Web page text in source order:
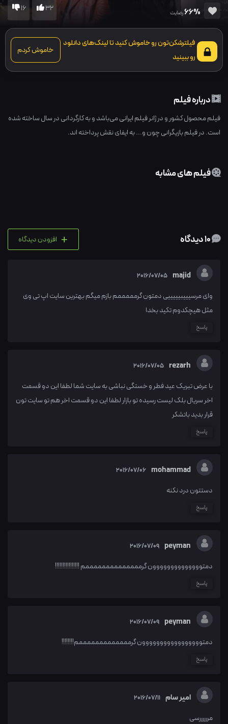
66%رضایت 32
16
فیلترشکن‌تون رو خاموش کنید تا لینک‌های دانلود
رو ببینید
خاموش کردم
درباره فیلم
فیلم محصول کشور و در ژانرفیلم ایرانیمی‌باشد و به کارگردانی در سال ساخته شده
است. در فیلم بازیگرانی چون و... به ایفای نقش پرداخته اند.
فیلم های مشابه
+ افزودن دیدگاه
majid
2016/07/05
وای مرسیییبیییییی دمتون گرمممممم بازم میگم بهترین سایت اپ تی وی
مثل هیچکدوم تکید بخدا
پاسخ
rezarh
2016/07/05
با عرض تبریک عید فطر و خستگی نباشی به سایت شما لطفا این دو قسمت
اخر سریال بلک لیست رسیده تو بازار لطفا این دو قسمت اخر هم تو سایت تون
قرار بدید باتشکر
پاسخ
mohammad
2016/07/06
دستتون درد نکنه
پاسخ
peyman
2016/07/09
دمتوووووووووووووون گرممممممممممممممم !!!!!!!!!!!!!!!!
پاسخ
peyman
2016/07/09
دمتووووووووووووووووون گرمممممممممممممم!!!!!!!!
پاسخ
امیر سام 2016/07/11
مررررررسی